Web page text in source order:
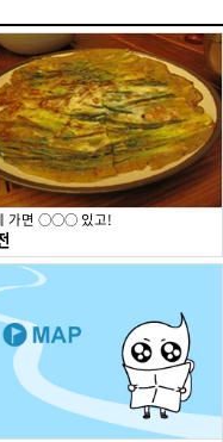
가면 ○○○ 있고!